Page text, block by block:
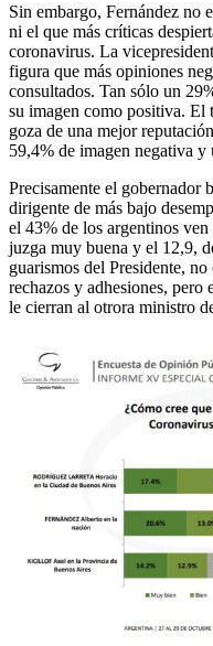
Sin embargo, Fernández no
ni el que más críticas
coronavirus. La
figura que más opiniones
consultados. Tan sólo un
su imagen como positiva.
goza de una mejor
59,4% de imagen negativa
Precisamente el gobernador
dirigente de más bajo
el 43% de los argentinos
juzga muy buena y el 12,9,
guarismos del Presidente,
rechazos y adhesiones, pero
le cierran al otrora ministro